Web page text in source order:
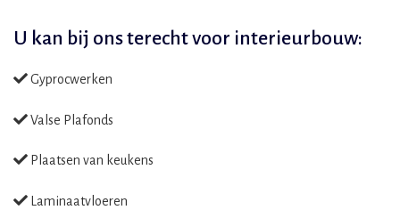
U kan bij ons terecht voor interieurbouw:
Gyprocwerken
Valse Plafonds
Plaatsen van keukens
Laminaatvloeren